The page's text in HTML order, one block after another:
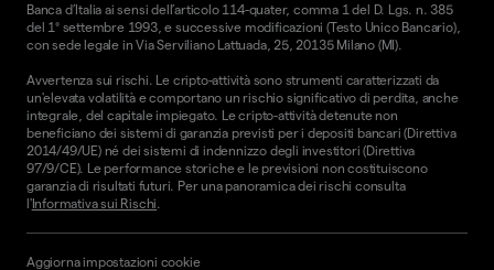
Banca d’Italia ai sensi dell’articolo 114-quater, comma 1 del D. Lgs. n. 385
del 1° settembre 1993, e successive modificazioni (Testo Unico Bancario),
con sede legale in Via Serviliano Lattuada, 25, 20135 Milano (MI).
Avvertenza sui rischi. Le cripto-attività sono strumenti caratterizzati da
un'elevata volatilità e comportano un rischio significativo di perdita, anche
integrale, del capitale impiegato. Le cripto-attività detenute non
beneficiano dei sistemi di garanzia previsti per i depositi bancari (Direttiva
2014/49/UE) né dei sistemi di indennizzo degli investitori (Direttiva
97/9/CE). Le performance storiche e le previsioni non costituiscono
garanzia di risultati futuri. Per una panoramica dei rischi consulta
l'Informativa sui Rischi.
Aggiorna impostazioni cookie